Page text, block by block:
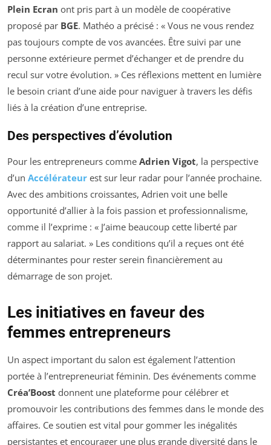
Plein Ecran ont pris part à un modèle de coopérative
proposé par BGE. Mathéo a précisé : « Vous ne vous rendez
pas toujours compte de vos avancées. Être suivi par une
personne extérieure permet d’échanger et de prendre du
recul sur votre évolution. » Ces réflexions mettent en lumière
le besoin criant d’une aide pour naviguer à travers les défis
liés à la création d’une entreprise.
Des perspectives d’évolution
Pour les entrepreneurs comme Adrien Vigot, la perspective
d’un Accélérateur est sur leur radar pour l’année prochaine.
Avec des ambitions croissantes, Adrien voit une belle
opportunité d’allier à la fois passion et professionnalisme,
comme il l’exprime : « J’aime beaucoup cette liberté par
rapport au salariat. » Les conditions qu’il a reçues ont été
déterminantes pour rester serein financièrement au
démarrage de son projet.
Les initiatives en faveur des
femmes entrepreneurs
Un aspect important du salon est également l’attention
portée à l’entrepreneuriat féminin. Des événements comme
Créa’Boost donnent une plateforme pour célébrer et
promouvoir les contributions des femmes dans le monde des
affaires. Ce soutien est vital pour gommer les inégalités
persistantes et encourager une plus grande diversité dans le